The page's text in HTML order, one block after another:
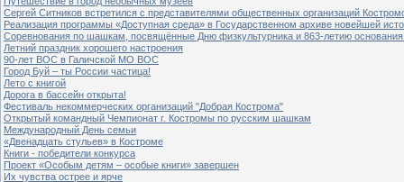
Сергей Ситников встретился с представителями общественных организаций
Реализация программы «Доступная среда» в Государственном архиве новейшей
Соревнования по шашкам, посвящённые Дню физкультурника и 863-летию основания
Летний праздник хорошего настроения
90-лет ВОС в Галичской МО ВОС
Город Буй – ты России частица!
Лето с книгой
Дорога в бассейн открыта!
Фестиваль некоммерческих организаций "Добрая Кострома"
Открытый командный Чемпионат г. Костромы по русским шашкам
Международный День семьи
«Двенадцать стульев» в Костроме
Книги - победители конкурса
Проект «Особым детям – особые книги» завершен
Их чувства острее и ярче